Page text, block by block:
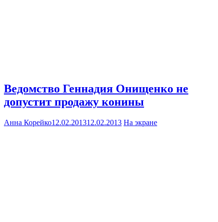
Ведомство Геннадия Онищенко не
допустит продажу конины
Анна Корейко12.02.201312.02.2013 На экране